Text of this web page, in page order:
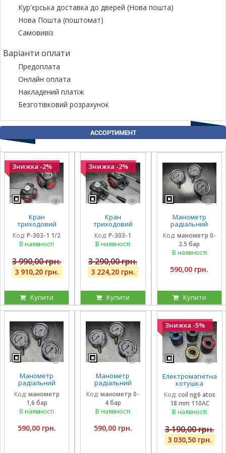
Кур'єрська доставка до дверей (Нова пошта)
Нова Пошта (поштомат)
Самовивіз
Варіанти оплати
Предоплата
Онлайн оплата
Накладений платіж
Безготівковий розрахунок
АССОРТИМЕНТ
Знижка -2%
Кран
триходовий
гідравлічний
Badestnost G1
1/2, 1 1/2 дюйма,
хв
Код: P-303-1 1/2
В наявності
3 990,00 грн.
3 910,20 грн.
Купити
Знижка -2%
Кран
триходовий
гідравлічний
Badestnost G1 1|
, 350 барів, 180 л/
дивертор
Код: P-303-1
В наявності
3 290,00 грн.
3 224,20 грн.
Купити
Манометр
радіальний
гліцириновий
вібростійкий 63
мм 0-2,5 Бар
Італія
Код: манометр 0-
2.5 бар
В наявності
590,00 грн.
Купити
Манометр
радіальний
гліцириновий
вібростійкий 63
мм 1,6 Бар Італія
Код: манометр
1,6 бар
В наявності
590,00 грн.
Манометр
радіальний
гліцириновий
вібростійкий 63
мм 0-4 Бар Італія
Код: манометр 0-
4 бар
В наявності
590,00 грн.
Знижка -5%
Електромагнітна
котушка
соленоїд Atos
110 вольтів
внутрішній
діаметр 18 мм
Код: coil ng6 atos
18 mm 110AC
В наявності
3 190,00 грн.
3 030,50 грн.